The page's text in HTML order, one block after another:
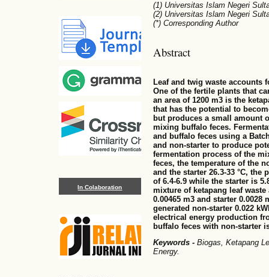
In Colaboration
(1) Universitas Islam Negeri
(2) Universitas Islam Negeri
(*) Corresponding Author
Abstract
Leaf and twig waste accounts
One of the fertile plants that
an area of 1200 m3 is the
that has the potential to
but produces a small amount
mixing buffalo feces.
and buffalo feces using a
and non-starter to produce
fermentation process of the
feces, the temperature of the
and the starter 26.3-33 °C,
of 6.4-6.9 while the starter is
mixture of ketapang leaf
0.00465 m3 and starter
generated non-starter 0.022
electrical energy production
buffalo feces with non-starter
Keywords - Biogas, Ketapang
Energy.